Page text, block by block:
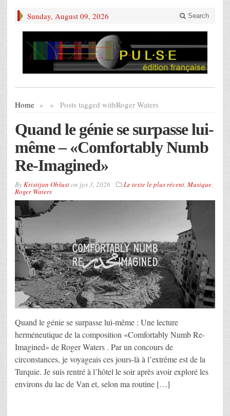
Sunday, August 09, 2026 Search
Home » Posts tagged with
» Roger Waters
Quand le génie se surpasse lui-
même – «Comfortably Numb
Re-Imagined»
ByKristijan Obšuston јул 3, 2026 Le texte le plus récent, Musique,
Roger Waters
Quand le génie se surpasse lui-même : Une lecture
herméneutique de la composition «Comfortably Numb Re-
Imagined» de Roger Waters . Par un concours de
circonstances, je voyageais ces jours-là à l’extrême est de la
Turquie. Je suis rentré à l’hôtel le soir après avoir exploré les
environs du lac de Van et, selon ma routine […]